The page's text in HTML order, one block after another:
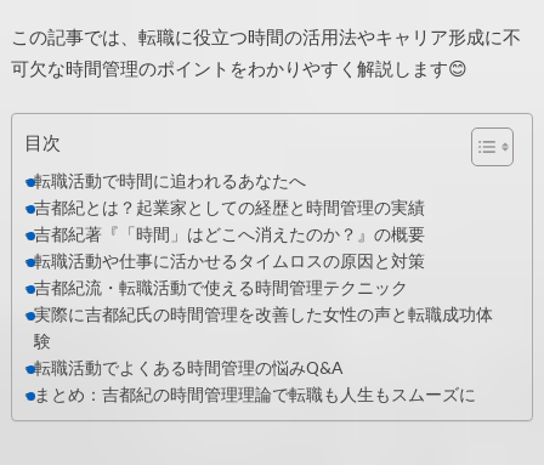
この記事では、転職に役立つ時間の活用法やキャリア形成に不
可欠な時間管理のポイントをわかりやすく解説します😊
目次
転職活動で時間に追われるあなたへ
吉都紀とは？起業家としての経歴と時間管理の実績
吉都紀著『「時間」はどこへ消えたのか？』の概要
転職活動や仕事に活かせるタイムロスの原因と対策
吉都紀流・転職活動で使える時間管理テクニック
実際に吉都紀氏の時間管理を改善した女性の声と転職成功体
験
転職活動でよくある時間管理の悩みQ&A
まとめ：吉都紀の時間管理理論で転職も人生もスムーズに